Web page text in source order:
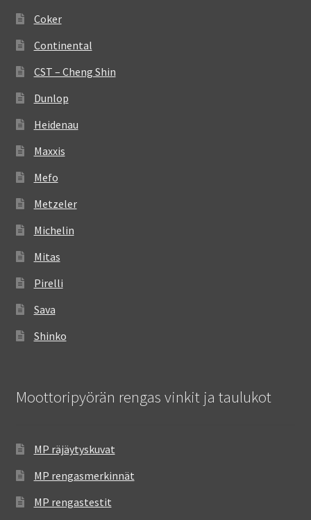
Coker
Continental
CST – Cheng Shin
Dunlop
Heidenau
Maxxis
Mefo
Metzeler
Michelin
Mitas
Pirelli
Sava
Shinko
Moottoripyörän rengas vinkit ja taulukot
MP räjäytyskuvat
MP rengasmerkinnät
MP rengastestit